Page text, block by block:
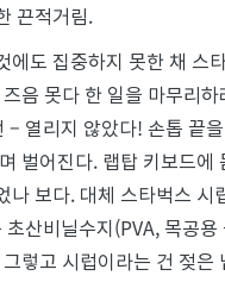
끈적거림.
에도 집중하지 못한 채 스
음 못다 한 일을 마무리
– 열리지 않았다! 손톱 끝
벌어진다. 랩탑 키보드에
나 보다. 대체 스타벅스 시
산비닐수지(PVA, 목공
렇고 시럽이라는 건 젖은